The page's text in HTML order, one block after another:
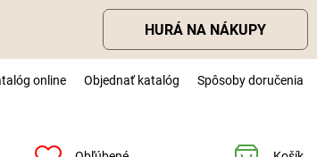
HURÁ NA NÁKUPY
online Objednať katalóg Spôsoby doručenia